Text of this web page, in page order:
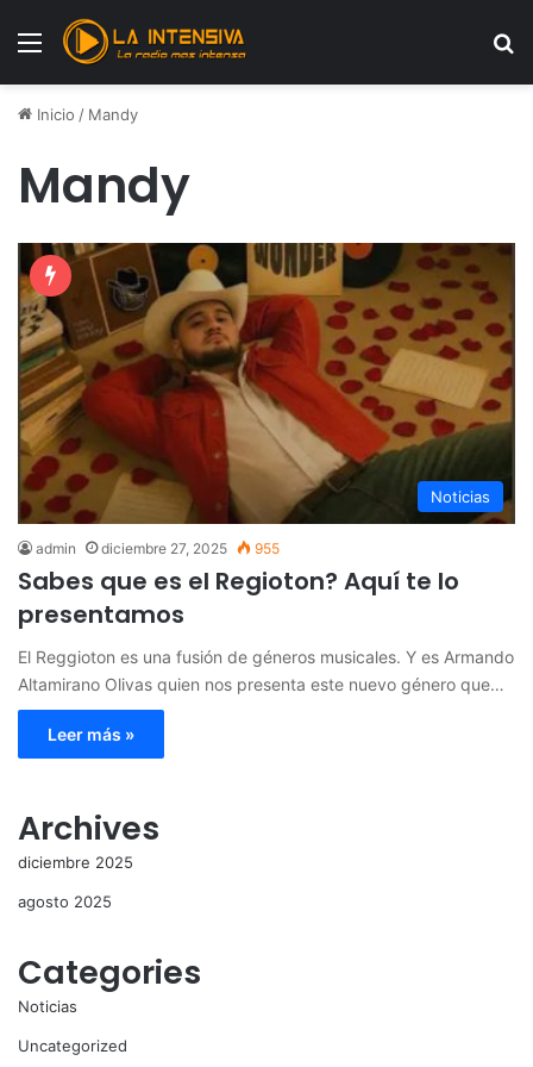
Menú
Inicio / Mandy
Mandy
Noticias
admin diciembre 27, 2025 955
Sabes que es el Regioton? Aquí te lo
presentamos
El Reggioton es una fusión de géneros musicales. Y es Armando
Altamirano Olivas quien nos presenta este nuevo género que…
Leer más »
Archives
diciembre 2025
agosto 2025
Categories
Noticias
Uncategorized